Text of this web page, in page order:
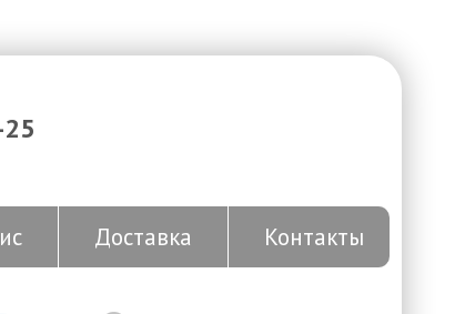
Доставка Контакты